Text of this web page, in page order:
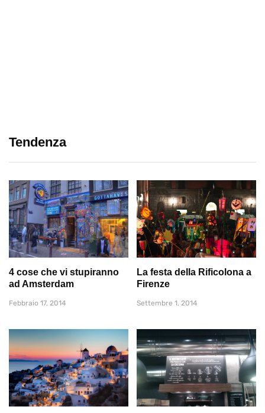
Tendenza
4 cose che vi stupiranno
ad Amsterdam
Febbraio 17, 2014
La festa della Rificolona a
Firenze
Settembre 1, 2014